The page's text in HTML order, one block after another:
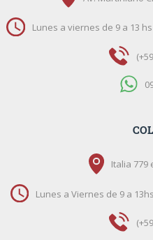
Lunes a viernes de 9 a 13
Italia 779
Lunes a Viernes de 9 a